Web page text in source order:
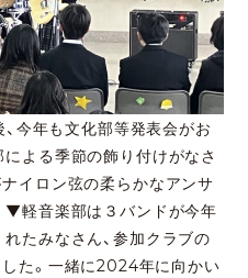
今年も文化部等発表会がお
よる季節の飾り付けがなさ
イロン弦の柔らかなアンサ
▼軽音楽部は３バンドが今年
たみなさん、参加クラブの
た。一緒に2024年に向かい